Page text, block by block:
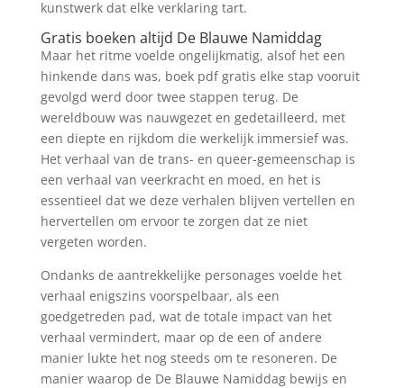
kunstwerk dat elke verklaring tart.
Gratis boeken altijd De Blauwe Namiddag
Maar het ritme voelde ongelijkmatig, alsof het een
hinkende dans was, boek pdf gratis elke stap vooruit
gevolgd werd door twee stappen terug. De
wereldbouw was nauwgezet en gedetailleerd, met
een diepte en rijkdom die werkelijk immersief was.
Het verhaal van de trans- en queer-gemeenschap is
een verhaal van veerkracht en moed, en het is
essentieel dat we deze verhalen blijven vertellen en
hervertellen om ervoor te zorgen dat ze niet
vergeten worden.
Ondanks de aantrekkelijke personages voelde het
verhaal enigszins voorspelbaar, als een
goedgetreden pad, wat de totale impact van het
verhaal vermindert, maar op de een of andere
manier lukte het nog steeds om te resoneren. De
manier waarop de De Blauwe Namiddag bewijs en